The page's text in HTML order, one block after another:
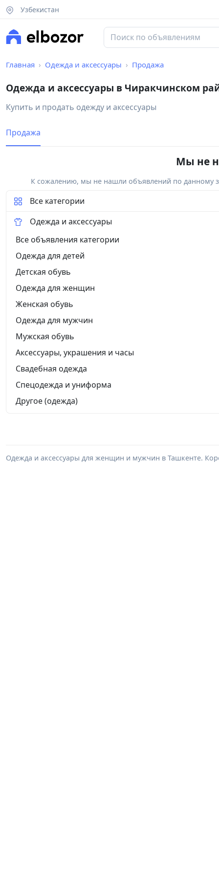
Узбекистан
Главная Одежда и аксессуары Продажа
Одежда и аксессуары в Чиракчинском
Купить и продать одежду и аксессуары
Продажа
Мы не
К сожалению, мы не нашли объявлений по данному
Все категории
Одежда и аксессуары
Все объявления категории
Одежда для детей
Детская обувь
Одежда для женщин
Женская обувь
Одежда для мужчин
Мужская обувь
Аксессуары, украшения и часы
Свадебная одежда
Спецодежда и униформа
Другое (одежда)
Одежда и аксессуары для женщин и мужчин в Ташкенте.